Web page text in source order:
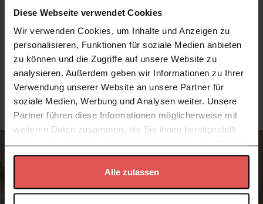
Diese Webseite verwendet Cookies
Wir verwenden Cookies, um Inhalte und Anzeigen zu
personalisieren, Funktionen für soziale Medien anbieten
zu können und die Zugriffe auf unsere Website zu
analysieren. Außerdem geben wir Informationen zu Ihrer
Verwendung unserer Website an unsere Partner für
soziale Medien, Werbung und Analysen weiter. Unsere
Partner führen diese Informationen möglicherweise mit
weiteren Daten zusammen, die Sie ihnen bereitgestellt
haben oder die sie im Rahmen Ihrer Nutzung der Dienste
gesammelt haben.
Datenschutzerklärung
Alle zulassen
Anthrazit CS52 - 30 mm x 93 cm - Übergangsleiste
Boden
8,98 € /Stück
Anthrazit
12,99 €